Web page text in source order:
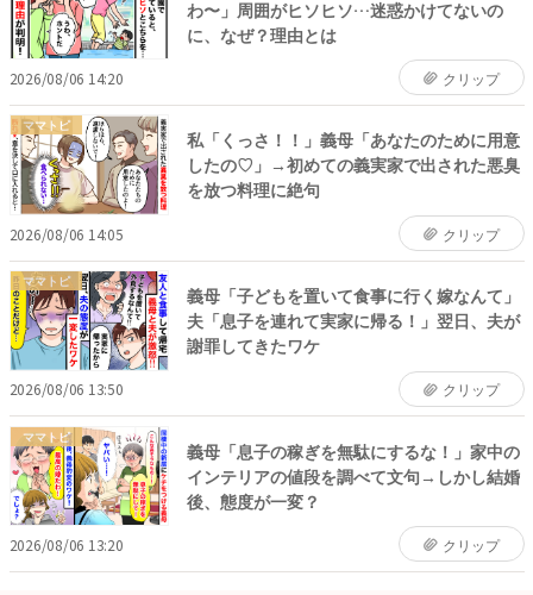
わ〜」周囲がヒソヒソ…迷惑かけてないの
に、なぜ？理由とは
2026/08/06 14:20 クリップ
ママトピ
私「くっさ！！」義母「あなたのために用意
したの♡」→初めての義実家で出された悪臭
を放つ料理に絶句
2026/08/06 14:05 クリップ
ママトピ
義母「子どもを置いて食事に行く嫁なんて」
夫「息子を連れて実家に帰る！」翌日、夫が
謝罪してきたワケ
2026/08/06 13:50 クリップ
ママトピ
義母「息子の稼ぎを無駄にするな！」家中の
インテリアの値段を調べて文句→しかし結婚
後、態度が一変？
2026/08/06 13:20 クリップ